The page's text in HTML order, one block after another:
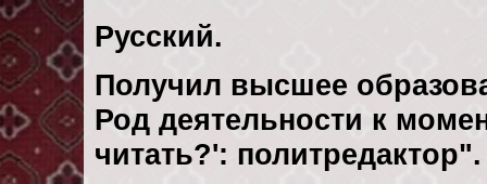
Русский.
Получил высшее
Род деятельности к
читать?':